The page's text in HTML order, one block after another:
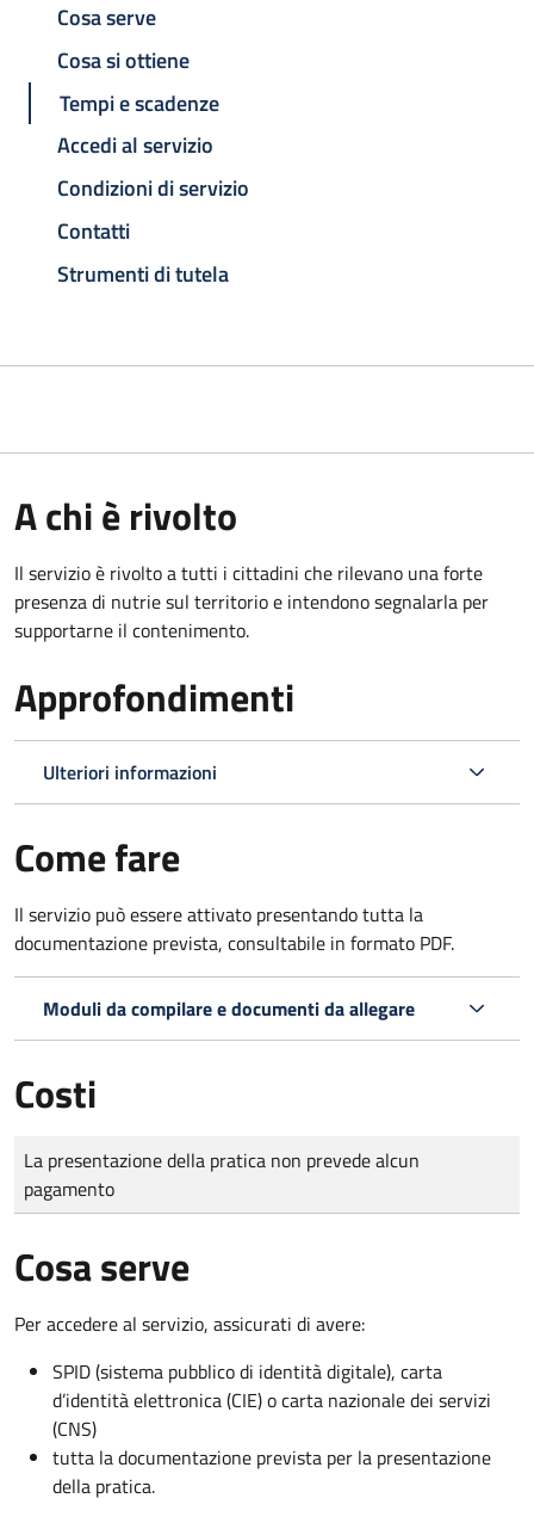
Cosa serve
Cosa si ottiene
Tempi e scadenze
Accedi al servizio
Condizioni di servizio
Contatti
Strumenti di tutela
A chi è rivolto
Il servizio è rivolto a tutti i cittadini che rilevano una forte
presenza di nutrie sul territorio e intendono segnalarla per
supportarne il contenimento.
Approfondimenti
Ulteriori informazioni
Come fare
Il servizio può essere attivato presentando tutta la
documentazione prevista, consultabile in formato PDF.
Moduli da compilare e documenti da allegare
Costi
Tipo di pagamento
Importo
La presentazione della pratica non prevede alcun
pagamento
Cosa serve
Per accedere al servizio, assicurati di avere:
SPID (sistema pubblico di identità digitale), carta
d’identità elettronica (CIE) o carta nazionale dei servizi
(CNS)
tutta la documentazione prevista per la presentazione
della pratica.